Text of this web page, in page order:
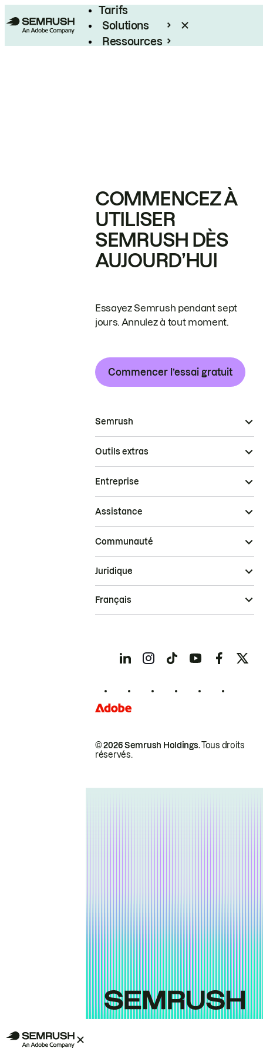
Tarifs
Solutions
Ressources
COMMENCEZ À
UTILISER
SEMRUSH DÈS
AUJOURD’HUI
Essayez Semrush pendant sept
jours. Annulez à tout moment.
Commencer l’essai gratuit
Semrush
Outils extras
Entreprise
Assistance
Communauté
© 2026 Semrush Holdings.Tous droits
réservés.
Juridique
Français